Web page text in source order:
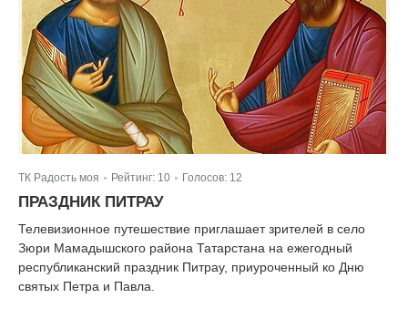
ТК Радость моя | Рейтинг: 10 Голосов: 12
ПРАЗДНИК ПИТРАУ
Телевизионное путешествие приглашает зрителей в село
Зюри Мамадышского района Татарстана на ежегодный
республиканский праздник Питрау, приуроченный ко Дню
святых Петра и Павла.